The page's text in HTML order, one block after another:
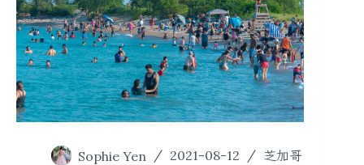
Sophie Yen 2021-08-12 芝加哥